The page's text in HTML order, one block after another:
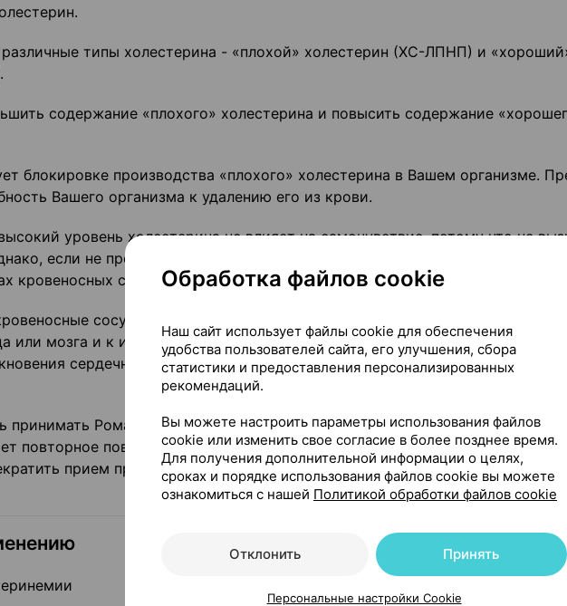
типы холестерина - «плохой» холестерин (ХС-ЛПНП) и
содержание «плохого» холестерина и повысить содержание
блокировке производства «плохого» холестерина в Вашем организме.
Вашего организма к удалению его из крови.
уровень холестерина не влияет на самочувствие, потому что не
если не проводить коррекцию этого состояния, жировые отложения
кровеносных сосудов и приводить к их сужению.
сосуды могут закупориваться, что приводит к прерыванию
или мозга и к инфаркту или инсульту. Снижая уровень холестерина, Вы
сердечного приступа, инсульта или ассоциированных проблем со
Ромазик, даже если уровень холестерина нормализовался,
повторное повышение уровня холестерина и увеличение жировых
прием препарата в случае, если это порекомендует Ваш врач или
Обработка файлов cookie
Наш сайт использует файлы cookie для обеспечения
удобства пользователей сайта, его улучшения, сбора
статистики и предоставления персонализированных
рекомендаций.
Вы можете настроить параметры использования файлов
cookie или изменить свое согласие в более позднее время.
Для получения дополнительной информации о целях,
сроках и порядке использования файлов cookie вы можете
ознакомиться с нашей Политикой обработки файлов cookie
Отклонить Принять
Персональные настройки Cookie